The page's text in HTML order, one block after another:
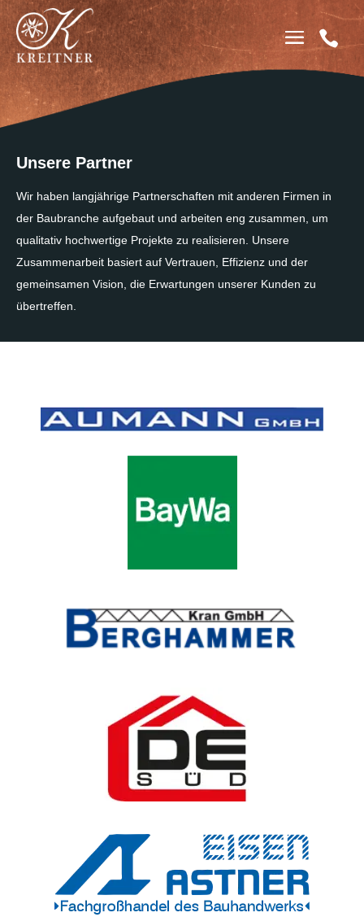

Unsere Partner
Wir haben langjährige Partnerschaften mit anderen Firmen in
der Baubranche aufgebaut und arbeiten eng zusammen, um
qualitativ hochwertige Projekte zu realisieren. Unsere
Zusammenarbeit basiert auf Vertrauen, Effizienz und der
gemeinsamen Vision, die Erwartungen unserer Kunden zu
übertreffen.